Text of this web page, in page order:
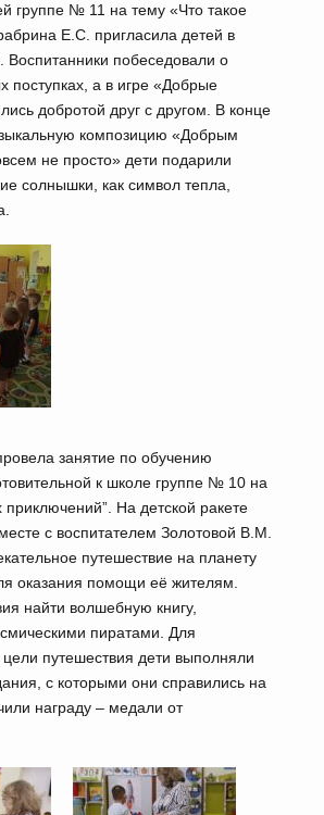
группе № 11 на тему «Что такое
Е.С. пригласила детей в
Воспитанники побеседовали о
поступках, а в игре «Добрые
добротой друг с другом. В конце
композицию «Добрым
не просто» дети подарили
солнышки, как символ тепла,
занятие по обучению
к школе группе № 10 на
приключений”. На детской ракете
с воспитателем Золотовой В.М.
путешествие на планету
оказания помощи её жителям.
найти волшебную книгу,
пиратами. Для
путешествия дети выполняли
с которыми они справились на
награду – медали от